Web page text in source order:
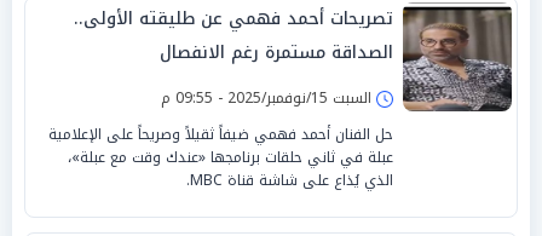
تصريحات أحمد فهمي عن طليقته الأولى..
الصداقة مستمرة رغم الانفصال
السبت 15/نوفمبر/2025 - 09:55 م
حل الفنان أحمد فهمي ضيفاً ثقيلاً وصريحاً على الإعلامية
عبلة في ثاني حلقات برنامجها «عندك وقت مع عبلة»،
الذي يُذاع على شاشة قناة MBC.